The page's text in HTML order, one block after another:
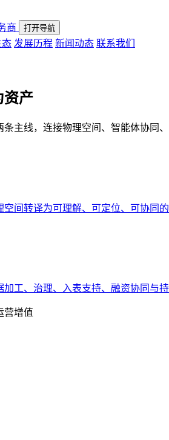
商
打开导航
态 发展历程 新闻动态 联系我们
资产
主线，连接物理空间、智能体协同
间转译为可理解、可定位、可协同的
工、治理、入表支持、融资协同与持
营增值